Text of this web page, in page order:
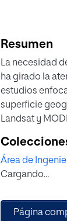
Resumen
La necesidad
ha girado la
estudios
superficie
Landsat y
evaluado el
propuestas por
adquisición
sintonización
consiguen
Área de
Cargando...
Página